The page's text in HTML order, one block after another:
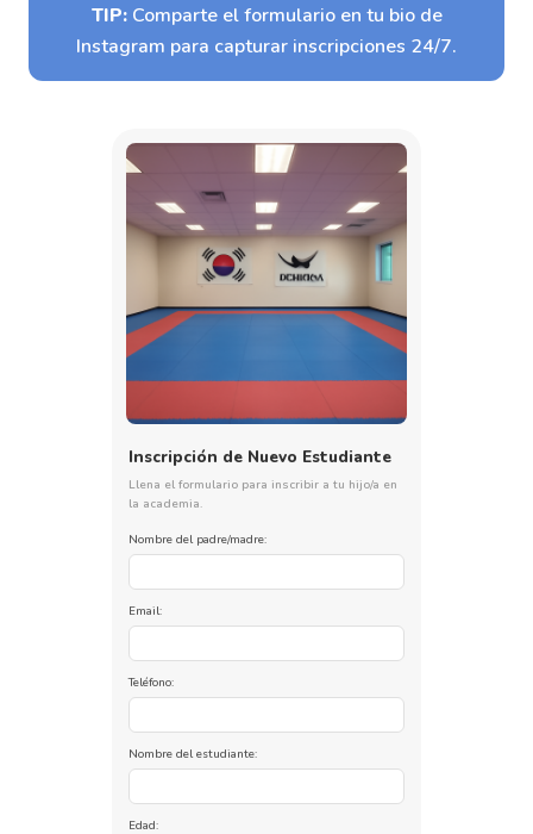
TIP:Comparte el formulario en tu bio de
Instagram para capturar inscripciones 24/7.
Inscripción de Nuevo Estudiante
Llena el formulario para inscribir a tu hijo/a en
la academia.
Nombre del padre/madre:
Email:
Teléfono:
Nombre del estudiante:
Edad: